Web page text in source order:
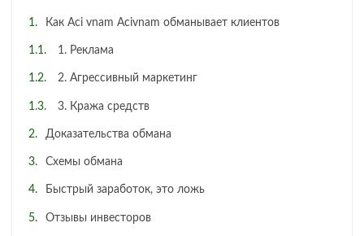
Как Aci vnam Acivnam обманывает клиентов
1. Реклама
2. Агрессивный маркетинг
3. Кража средств
Доказательства обмана
Схемы обмана
Быстрый заработок, это ложь
Отзывы инвесторов